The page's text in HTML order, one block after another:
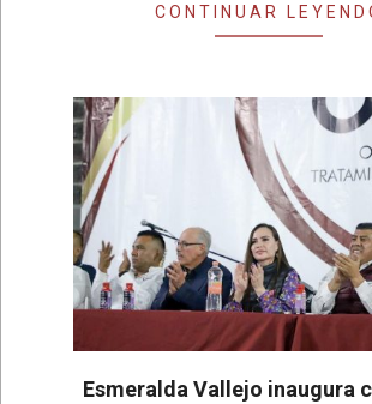
CONTINUAR
Esmeralda Vallejo inaugura